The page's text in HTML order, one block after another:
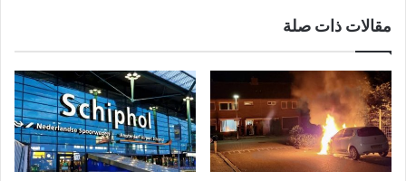
مقالات ذات صلة